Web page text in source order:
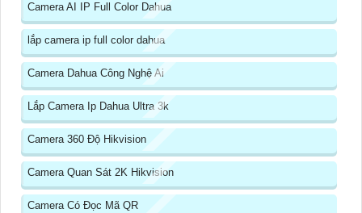
Camera AI IP Full Color Dahua
lắp camera ip full color dahua
Camera Dahua Công Nghệ Ai
Lắp Camera Ip Dahua Ultra 3k
Camera 360 Độ Hikvision
Camera Quan Sát 2K Hikvision
Camera Có Đọc Mã QR